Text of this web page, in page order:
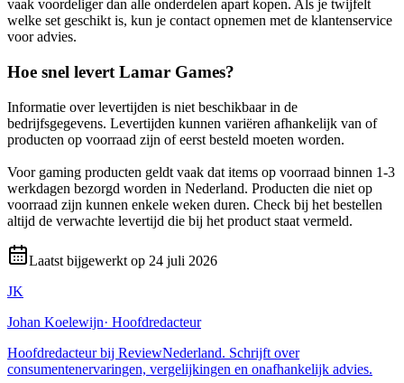
vaak voordeliger dan alle onderdelen apart kopen. Als je twijfelt
welke set geschikt is, kun je contact opnemen met de klantenservice
voor advies.
Hoe snel levert Lamar Games?
Informatie over levertijden is niet beschikbaar in de
bedrijfsgegevens. Levertijden kunnen variëren afhankelijk van of
producten op voorraad zijn of eerst besteld moeten worden.
Voor gaming producten geldt vaak dat items op voorraad binnen 1-3
werkdagen bezorgd worden in Nederland. Producten die niet op
voorraad zijn kunnen enkele weken duren. Check bij het bestellen
altijd de verwachte levertijd die bij het product staat vermeld.
Laatst bijgewerkt op 24 juli 2026
JK
Johan Koelewijn· Hoofdredacteur
Hoofdredacteur bij ReviewNederland. Schrijft over
consumentenervaringen, vergelijkingen en onafhankelijk advies.